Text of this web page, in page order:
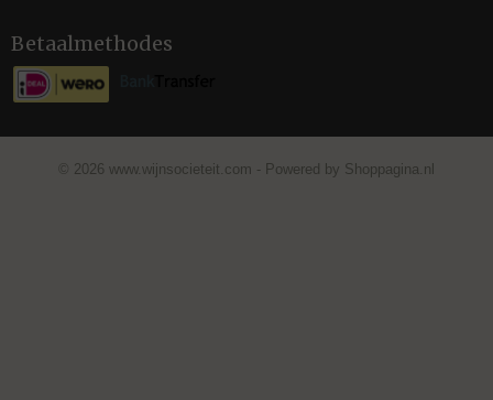
Betaalmethodes
© 2026 www.wijnsocieteit.com - Powered by Shoppagina.nl